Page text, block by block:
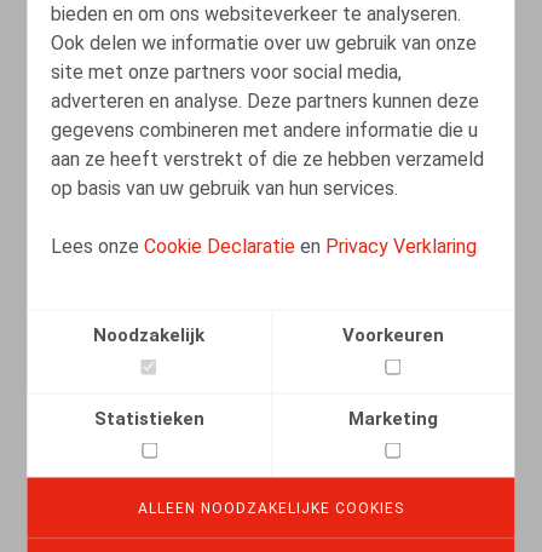
bieden en om ons websiteverkeer te analyseren.
Ook delen we informatie over uw gebruik van onze
site met onze partners voor social media,
adverteren en analyse. Deze partners kunnen deze
gegevens combineren met andere informatie die u
aan ze heeft verstrekt of die ze hebben verzameld
op basis van uw gebruik van hun services.
Lees onzeCookie Declaratie en Privacy Verklaring
Noodzakelijk Voorkeuren
Statistieken Marketing
ALLEEN NOODZAKELIJKE COOKIES
22.12.2025
LEES MEER
Reorganisatie en ontslag: bevestiging